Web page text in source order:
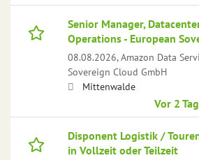
Senior Manager,
Operations - European
08.08.2026,Amazon Data
Sovereign Cloud GmbH
Mittenwalde
Vor 2
Disponent Logistik /
in Vollzeit oder Teilzeit